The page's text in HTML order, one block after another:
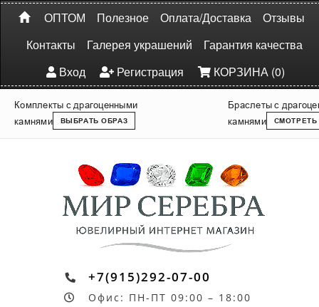
ОПТОМ Полезное Оплата/Доставка
Отзывы
Контакты
Галерея украшений
Гарантия качества
Вход
Регистрация КОРЗИНА (0)
Комплекты с драгоценными
камнями
ВЫБРАТЬ ОБРАЗ
Браслеты с
камнями
СМОТРЕТЬ
+7(915)292-07-00
Офис: ПН-ПТ 09:00 – 18:00